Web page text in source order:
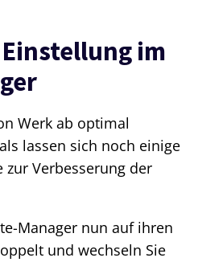
im
Werk ab optimal
lassen sich noch einige
zur Verbesserung der
Manager nun auf ihren
und wechseln Sie